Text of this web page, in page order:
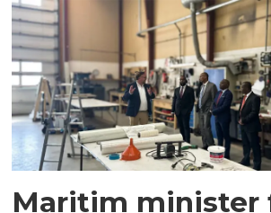
Maritim minister